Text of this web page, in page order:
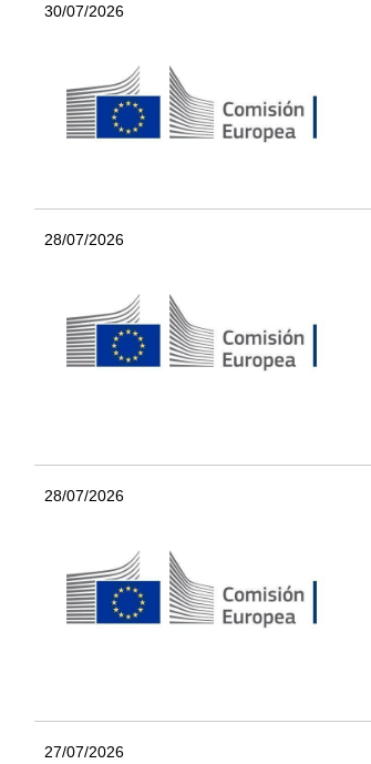
30/07/2026
28/07/2026
28/07/2026
27/07/2026